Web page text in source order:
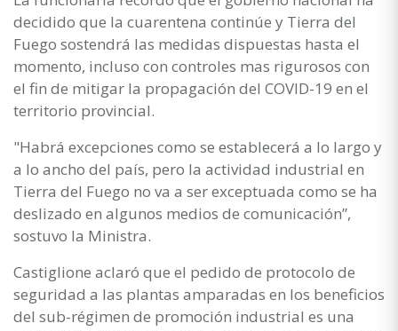
decidido que la cuarentena continúe y Tierra del
Fuego sostendrá las medidas dispuestas hasta el
momento, incluso con controles mas rigurosos con
el fin de mitigar la propagación del COVID-19 en el
territorio provincial.
"Habrá excepciones como se establecerá a lo largo y
a lo ancho del país, pero la actividad industrial en
Tierra del Fuego no va a ser exceptuada como se ha
deslizado en algunos medios de comunicación”,
sostuvo la Ministra.
Castiglione aclaró que el pedido de protocolo de
seguridad a las plantas amparadas en los beneficios
del sub-régimen de promoción industrial es una